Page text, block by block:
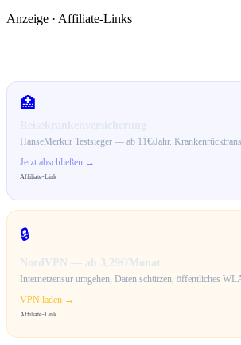
Anzeige · Affiliate-Links
🏥
HanseMerkur Testsieger — ab 11€/Jahr.
Jetzt abschließen →
Affiliate-Link
🔒
NordVPN — ab 3,29€/Monat
Internetzensur umgehen, Daten schützen, öffentliches
VPN laden →
Affiliate-Link